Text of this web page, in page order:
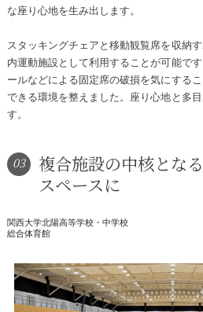
な座り心地を生み出します。
スタッキングチェアと移動観覧席を収納
内運動施設として利用することが可能で
ールなどによる固定席の破損を気にする
できる環境を整えました。座り心地と多
す。
03
複合施設の中核とな
スペースに
関西大学北陽高等学校・中学校
総合体育館